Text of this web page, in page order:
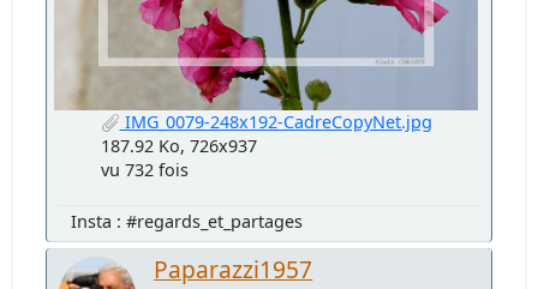
IMG_0079-248x192-CadreCopyNet.jpg
187.92 Ko, 726x937
vu 732 fois
Insta : #regards_et_partages
Paparazzi1957